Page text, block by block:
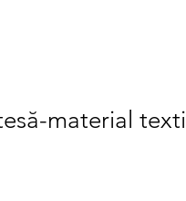
material textil